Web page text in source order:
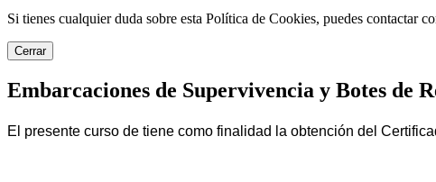
Si tienes cualquier duda sobre esta Política de Cookies, puedes contactar
Cerrar
Embarcaciones de Supervivencia y Botes de
El presente curso de tiene como finalidad la obtención del